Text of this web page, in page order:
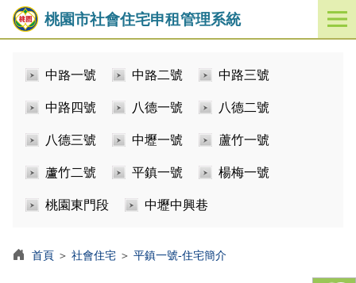
桃園市社會住宅申租管理系統
開
啟
中路一號 中路二號 中路三號
中路四號 八德一號 八德二號
八德三號 中壢一號 蘆竹一號
蘆竹二號 平鎮一號 楊梅一號
桃園東門段 中壢中興巷
首頁 ＞ 社會住宅 ＞ 平鎮一號-住宅簡介